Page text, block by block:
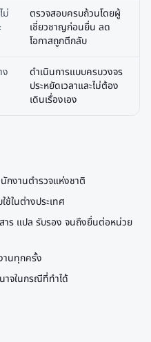
ม่
ตรวจสอบครบถ้วนโดยผู้
เชี่ยวชาญก่อนยื่น ลด
โอกาสถูกตีกลับ
ง
ดำเนินการแบบครบวงจร
ประหยัดเวลาและไม่ต้อง
เดินเรื่องเอง
กงานตำรวจแห่งชาติ
ช้ในต่างประเทศ
าร แปล รับรอง จนถึงยื่นต่อหน่วย
านทุกครั้ง
จในกรณีที่ทำได้